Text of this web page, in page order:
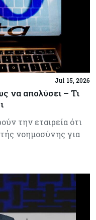
Jul 15, 2026
να απολύσει – Τι
την εταιρεία ότι
νοημοσύνης για